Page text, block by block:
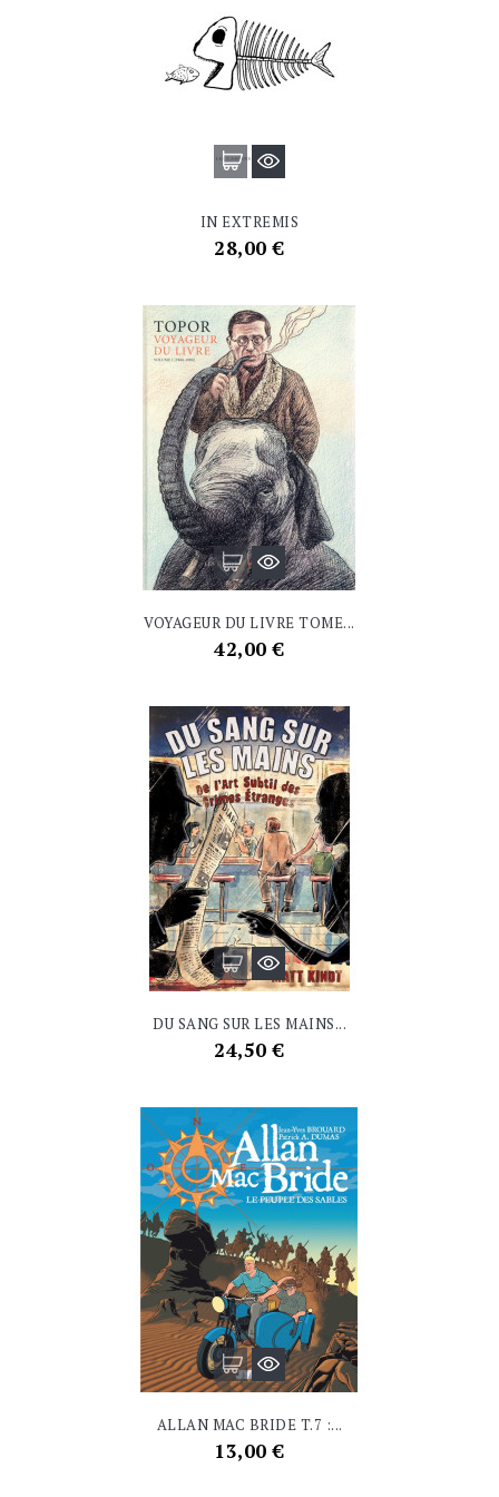
IN EXTREMIS
Prix
28,00 €
VOYAGEUR DU LIVRE TOME...
Prix
42,00 €
DU SANG SUR LES MAINS...
Prix
24,50 €
ALLAN MAC BRIDE T.7 :...
Prix
13,00 €